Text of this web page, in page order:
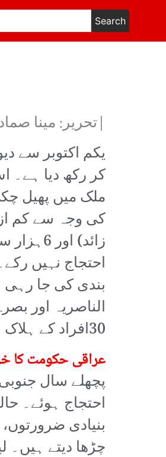
Search
|تحریر: مینا
یکم اکتوبر سے
کر رکھ دیا ہے۔
ملک میں پھیل
زائد)
بندی کی جا رہی
الناصریہ اور
30افراد کے ہلاک ہونے کی اطلاعات ہیں جبکہ 100سے زائد مظاہرین زخمی ہیں۔)
عراقی حکومت کا
پچھلے سال
احتجاج ہوئے۔
بنیادی